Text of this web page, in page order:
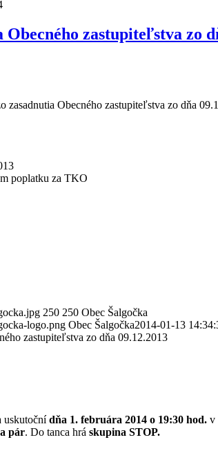
Obecného zastupiteľstva zo
zasadnutia Obecného zastupiteľstva zo dňa
poplatku za TKO
250 250 Obec Šalgočka
logo.png Obec Šalgočka2014-01-13
zastupiteľstva zo dňa 09.12.2013
uskutočnídňa 1. februára 2014 o 19:30 hod. v
pár. Do tanca hrá skupina STOP.